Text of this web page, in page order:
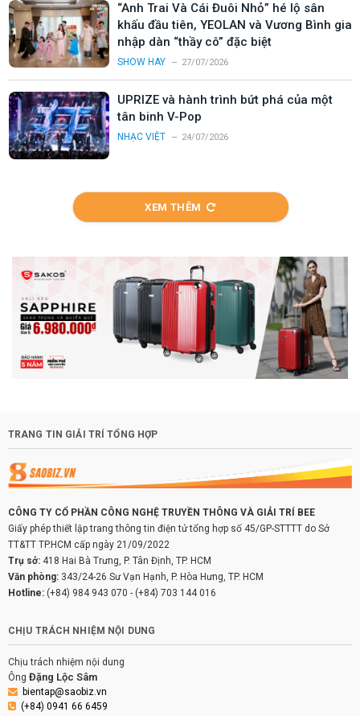
“Anh Trai Và Cái Đuôi Nhỏ” hé lộ sân
khấu đầu tiên, YEOLAN và Vương Bình gia
nhập dàn “thầy cô” đặc biệt
SHOW HAY 27/07/2026
UPRIZE và hành trình bứt phá của một
tân binh V-Pop
NHẠC VIỆT 24/07/2026
XEM THÊM
TRANG TIN GIẢI TRÍ TỔNG HỢP
CÔNG TY CỔ PHẦN CÔNG NGHỆ TRUYỀN THÔNG VÀ GIẢI TRÍ BEE
Giấy phép thiết lập trang thông tin điện tử tổng hợp số 45/GP-STTTT do Sở
TT&TT TP.HCM cấp ngày 21/09/2022
Trụ sở: 418 Hai Bà Trưng, P. Tân Định, TP. HCM
Văn phòng: 343/24-26 Sư Vạn Hạnh, P. Hòa Hưng, TP. HCM
Hotline: (+84) 984 943 070 - (+84) 703 144 016
CHỊU TRÁCH NHIỆM NỘI DUNG
Chịu trách nhiệm nội dung
Ông Đặng Lộc Sâm
bientap@saobiz.vn
(+84) 0941 66 6459